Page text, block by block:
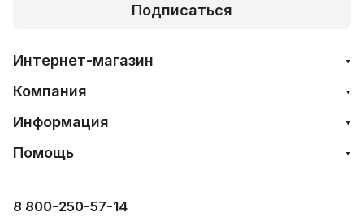
Подписаться
Интернет-магазин
Компания
Информация
Помощь
8 800-250-57-14